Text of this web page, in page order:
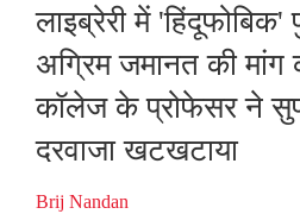
लाइब्रेरी में
अग्रिम जमानत की मांग
कॉलेज के प्रोफेसर ने
दरवाजा खटखटाया
Brij Nandan